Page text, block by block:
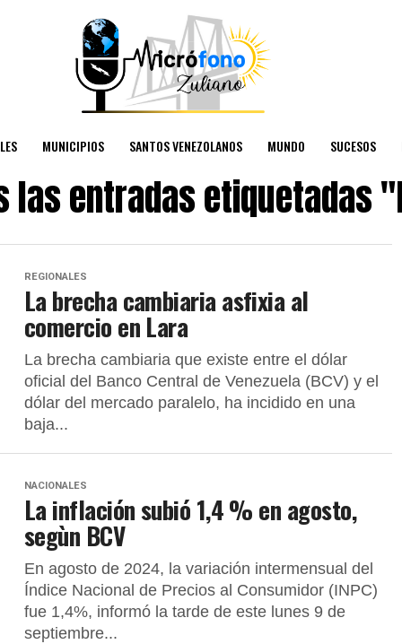
MUNICIPIOS SANTOS VENEZOLANOS MUNDO SUCESOS
las entradas etiquetadas
REGIONALES
La brecha cambiaria asfixia al
comercio en Lara
La brecha cambiaria que existe entre el dólar
oficial del Banco Central de Venezuela (BCV) y el
dólar del mercado paralelo, ha incidido en una
baja...
NACIONALES
La inflación subió 1,4 % en agosto,
segùn BCV
En agosto de 2024, la variación intermensual del
Índice Nacional de Precios al Consumidor (INPC)
fue 1,4%, informó la tarde de este lunes 9 de
septiembre...